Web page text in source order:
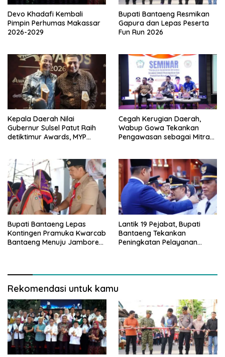
Devo Khadafi Kembali
Pimpin Perhumas Makassar
2026-2029
Bupati Bantaeng Resmikan
Gapura dan Lepas Peserta
Fun Run 2026
Kepala Daerah Nilai
Gubernur Sulsel Patut Raih
detiktimur Awards, MYP
Cegah Kerugian Daerah,
Wabup Gowa Tekankan
Pengawasan sebagai Mitra
Bupati Bantaeng Lepas
Kontingen Pramuka Kwarcab
Bantaeng Menuju Jambore
Lantik 19 Pejabat, Bupati
Bantaeng Tekankan
Peningkatan Pelayanan
Rekomendasi untuk kamu